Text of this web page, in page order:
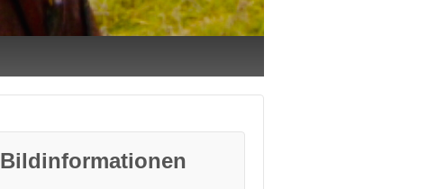
Bildinformationen